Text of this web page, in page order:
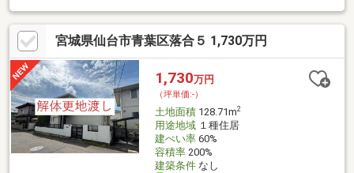
■本物件上に建築する新築住宅に掛ける火災保険は、売主指定の
業者にてご提案をさせてください。■本物件は、売主負担にて建
物解体後のお引渡しとなります。■本物件は、分筆登記完了後の
お引渡しとなります。なお、分筆後の面積に差異が生じる場合が
ございます。■本物件は買主負担にて新たに上水道管の引込みが
必要となります。なお、新規水道加入金が発生致します。■仲介
業者様ご紹介できません。
宮城県仙台市青葉区落合５ 1,730万円
1,730万円
（坪単価:-）
土地面積128.71m2
用途地域１種住居
建ぺい率60%
容積率200%
建築条件なし